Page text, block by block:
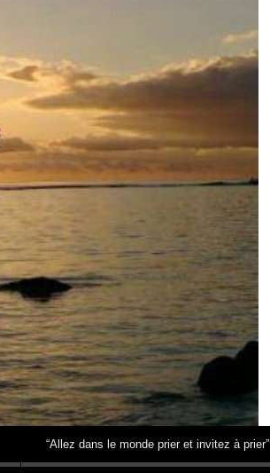
“Allez dans le monde prier et invitez à prier”